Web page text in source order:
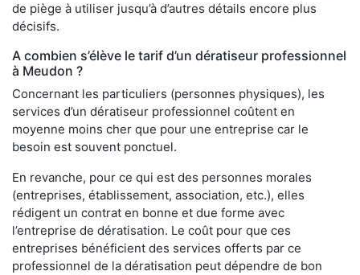
de piège à utiliser jusqu’à d’autres détails encore plus
décisifs.
A combien s’élève le tarif d’un dératiseur professionnel
à Meudon ?
Concernant les particuliers (personnes physiques), les
services d’un dératiseur professionnel coûtent en
moyenne moins cher que pour une entreprise car le
besoin est souvent ponctuel.
En revanche, pour ce qui est des personnes morales
(entreprises, établissement, association, etc.), elles
rédigent un contrat en bonne et due forme avec
l’entreprise de dératisation. Le coût pour que ces
entreprises bénéficient des services offerts par ce
professionnel de la dératisation peut dépendre de bon